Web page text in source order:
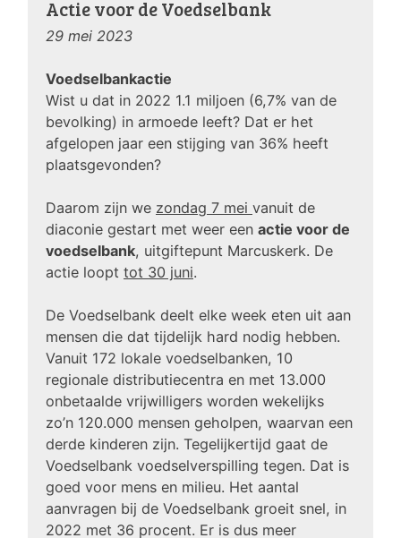
Actie voor de Voedselbank
29 mei 2023
Voedselbankactie
Wist u dat in 2022 1.1 miljoen (6,7% van de
bevolking) in armoede leeft? Dat er het
afgelopen jaar een stijging van 36% heeft
plaatsgevonden?
Daarom zijn we zondag 7 mei vanuit de
diaconie gestart met weer een actie voor de
voedselbank, uitgiftepunt Marcuskerk. De
actie loopt tot 30 juni.
De Voedselbank deelt elke week eten uit aan
mensen die dat tijdelijk hard nodig hebben.
Vanuit 172 lokale voedselbanken, 10
regionale distributiecentra en met 13.000
onbetaalde vrijwilligers worden wekelijks
zo’n 120.000 mensen geholpen, waarvan een
derde kinderen zijn. Tegelijkertijd gaat de
Voedselbank voedselverspilling tegen. Dat is
goed voor mens en milieu. Het aantal
aanvragen bij de Voedselbank groeit snel, in
2022 met 36 procent. Er is dus meer